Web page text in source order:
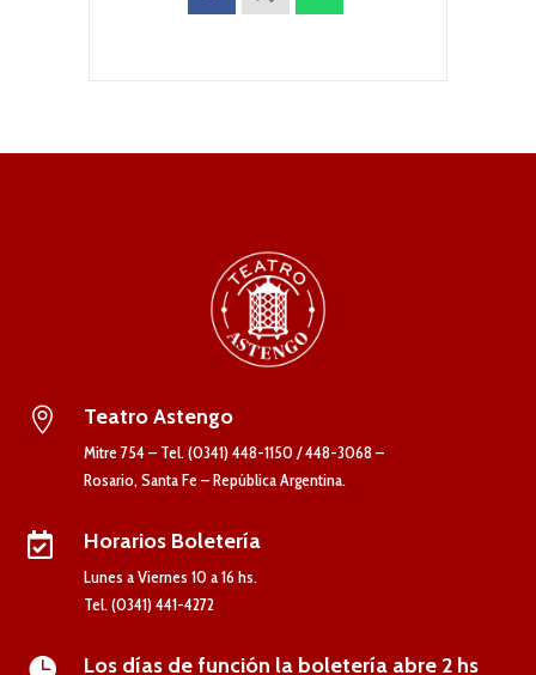
 Teatro Astengo
Mitre 754 – Tel. (0341) 448-1150 / 448-3068 –
Rosario, Santa Fe – República Argentina.
 Horarios Boletería
Lunes a Viernes 10 a 16 hs.
Tel. (0341) 441-4272

Los días de función la boletería abre 2 hs